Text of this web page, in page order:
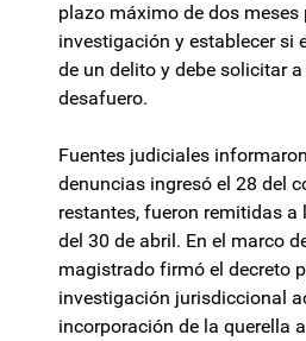
plazo máximo de dos
investigación y establecer si
de un delito y debe solicitar
desafuero.
Fuentes judiciales
denuncias ingresó el 28 del
restantes, fueron remitidas a
del 30 de abril. En el marco
magistrado firmó el decreto
investigación jurisdiccional
incorporación de la querella